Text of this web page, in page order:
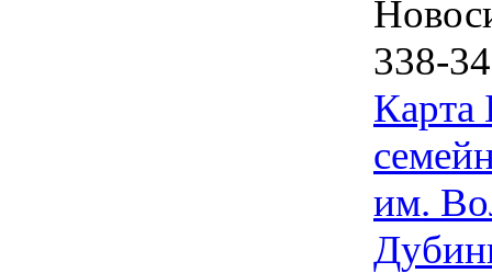
338-
Карта
им.